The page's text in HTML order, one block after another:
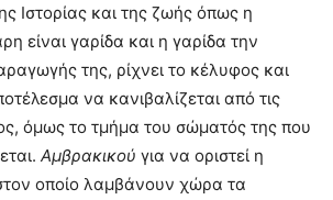
Ιστορίας και της ζωής όπως η
είναι γαρίδα και η γαρίδα την
της, ρίχνει το κέλυφος και
να κανιβαλίζεται από τις
όμως το τμήμα του σώματός της που
Αμβρακικού για να οριστεί η
οποίο λαμβάνουν χώρα τα